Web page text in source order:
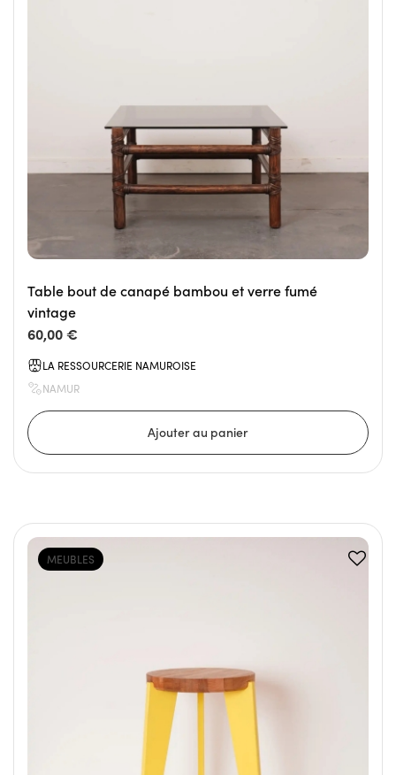
Table bout de canapé bambou et verre fumé
vintage
60,00 €
LA RESSOURCERIE NAMUROISE
NAMUR
MEUBLES